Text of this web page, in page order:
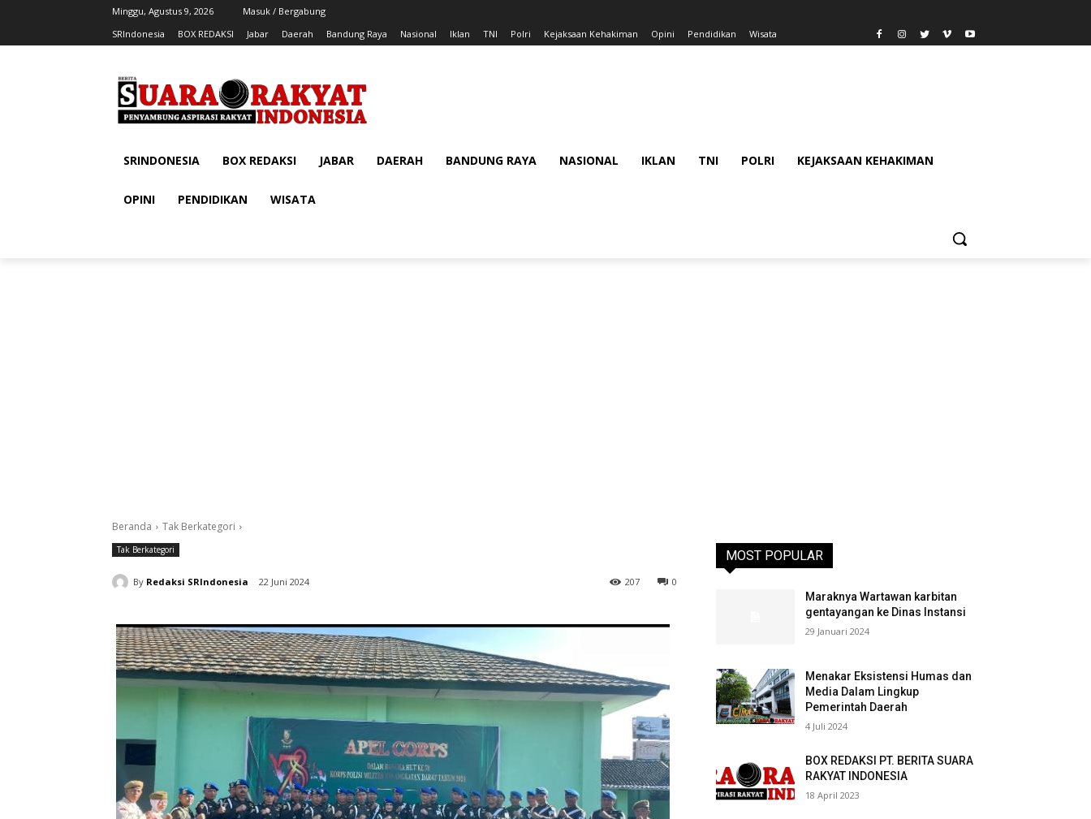
Minggu, Agustus 9, 2026
Masuk / Bergabung
SRIndonesia
BOX REDAKSI Jabar Daerah Bandung Raya Nasional Iklan TNI Polri Kejaksaan Kehakiman Opini Pendidikan Wisata
SRINDONESIA BOX REDAKSI JABAR DAERAH BANDUNG RAYA NASIONAL IKLAN TNI POLRI KEJAKSAAN KEHAKIMAN
OPINI PENDIDIKAN WISATA
Beranda Tak Berkategori
Tak Berkategori
By Redaksi SRIndonesia 22 Juni 2024 0
207
MOST POPULAR
Maraknya Wartawan karbitan
gentayangan ke Dinas Instansi
29 Januari 2024
Menakar Eksistensi Humas dan
Media Dalam Lingkup
Pemerintah Daerah
4 Juli 2024
BOX REDAKSI PT. BERITA SUARA
RAKYAT INDONESIA
18 April 2023